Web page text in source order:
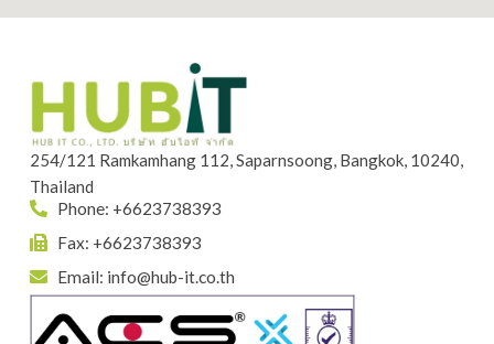
254/121 Ramkamhang 112, Saparnsoong, Bangkok, 10240,
Thailand
Phone: +6623738393
Fax: +6623738393
Email: info@hub-it.co.th